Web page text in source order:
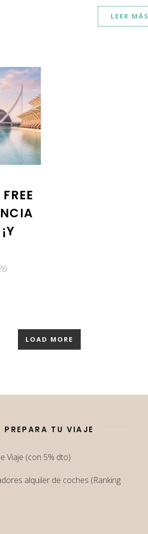
LEER MÁS
LOAD MORE
PREPARA TU VIAJE
Viaje (con 5% dto)
alquiler de coches (Ranking